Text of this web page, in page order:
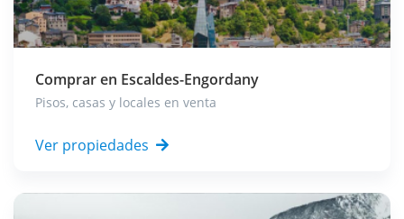
Comprar en Escaldes-Engordany
Pisos, casas y locales en venta
Ver propiedades